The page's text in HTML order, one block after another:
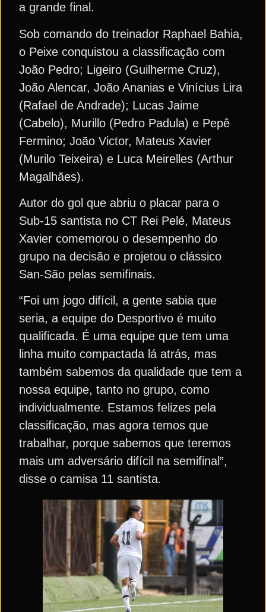
a grande final.
Sob comando do treinador Raphael Bahia,
o Peixe conquistou a classificação com
João Pedro; Ligeiro (Guilherme Cruz),
João Alencar, João Ananias e Vinícius Lira
(Rafael de Andrade); Lucas Jaime
(Cabelo), Murillo (Pedro Padula) e Pepê
Fermino; João Victor, Mateus Xavier
(Murilo Teixeira) e Luca Meirelles (Arthur
Magalhães).
Autor do gol que abriu o placar para o
Sub-15 santista no CT Rei Pelé, Mateus
Xavier comemorou o desempenho do
grupo na decisão e projetou o clássico
San-São pelas semifinais.
“Foi um jogo difícil, a gente sabia que
seria, a equipe do Desportivo é muito
qualificada. É uma equipe que tem uma
linha muito compactada lá atrás, mas
também sabemos da qualidade que tem a
nossa equipe, tanto no grupo, como
individualmente. Estamos felizes pela
classificação, mas agora temos que
trabalhar, porque sabemos que teremos
mais um adversário difícil na semifinal”,
disse o camisa 11 santista.